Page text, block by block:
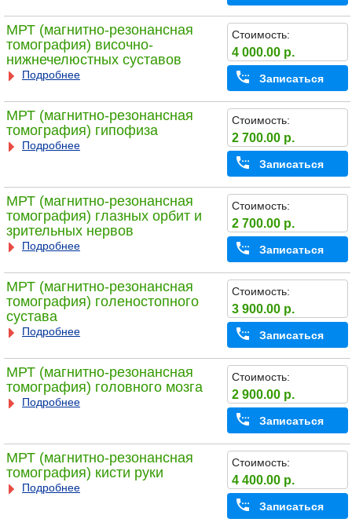
МРТ (магнитно-резонансная
томография) височно-
нижнечелюстных суставов
Подробнее
Стоимость:
4 000.00 р.
Записаться
МРТ (магнитно-резонансная
томография) гипофиза
Подробнее
Стоимость:
2 700.00 р.
Записаться
МРТ (магнитно-резонансная
томография) глазных орбит и
зрительных нервов
Подробнее
Стоимость:
2 700.00 р.
Записаться
МРТ (магнитно-резонансная
томография) голеностопного
сустава
Подробнее
Стоимость:
3 900.00 р.
Записаться
МРТ (магнитно-резонансная
томография) головного мозга
Подробнее
Стоимость:
2 900.00 р.
Записаться
МРТ (магнитно-резонансная
томография) кисти руки
Подробнее
Стоимость:
4 400.00 р.
Записаться